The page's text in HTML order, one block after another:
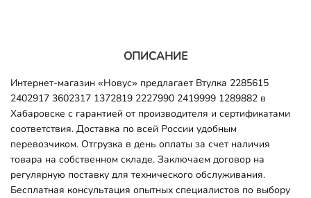
ОПИСАНИЕ
Интернет-магазин «Новус» предлагает Втулка 2285615
2402917 3602317 1372819 2227990 2419999 1289882 в
Хабаровске с гарантией от производителя и сертификатами
соответствия. Доставка по всей России удобным
перевозчиком. Отгрузка в день оплаты за счет наличия
товара на собственном складе. Заключаем договор на
регулярную поставку для технического обслуживания.
Бесплатная консультация опытных специалистов по выбору